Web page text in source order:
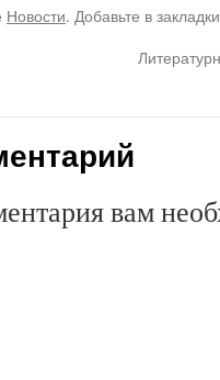
Новости. Добавьте в
вам